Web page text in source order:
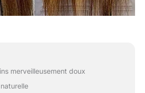
merveilleusement doux